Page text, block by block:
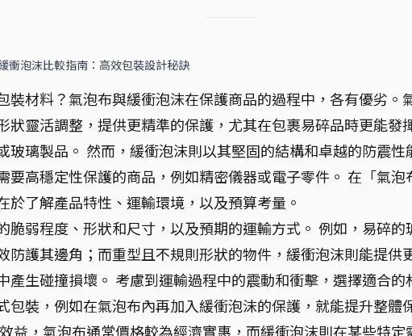
衝泡沫比較指南：高效包裝設計秘訣
裝材料？氣泡布與緩衝泡沫在保護商品的過程中，各有優劣。
狀靈活調整，提供更精準的保護，尤其在包裹易碎品時更能發
玻璃製品。 然而，緩衝泡沫則以其堅固的結構和卓越的防震性
要高穩定性保護的商品，例如精密儀器或電子零件。 在「氣泡
於了解產品特性、運輸環境，以及預算考量。
脆弱程度、形狀和尺寸，以及預期的運輸方式。 例如，易碎的
防護其邊角；而重型且不規則形狀的物件，緩衝泡沫則能提供
產生碰撞損壞。 考慮到運輸過程中的震動和衝擊，選擇適合的
包裝，例如在氣泡布內再加入緩衝泡沫的保護，就能提升整體
益，氣泡布通常價格較為經濟實惠，而緩衝泡沫則在某些特定